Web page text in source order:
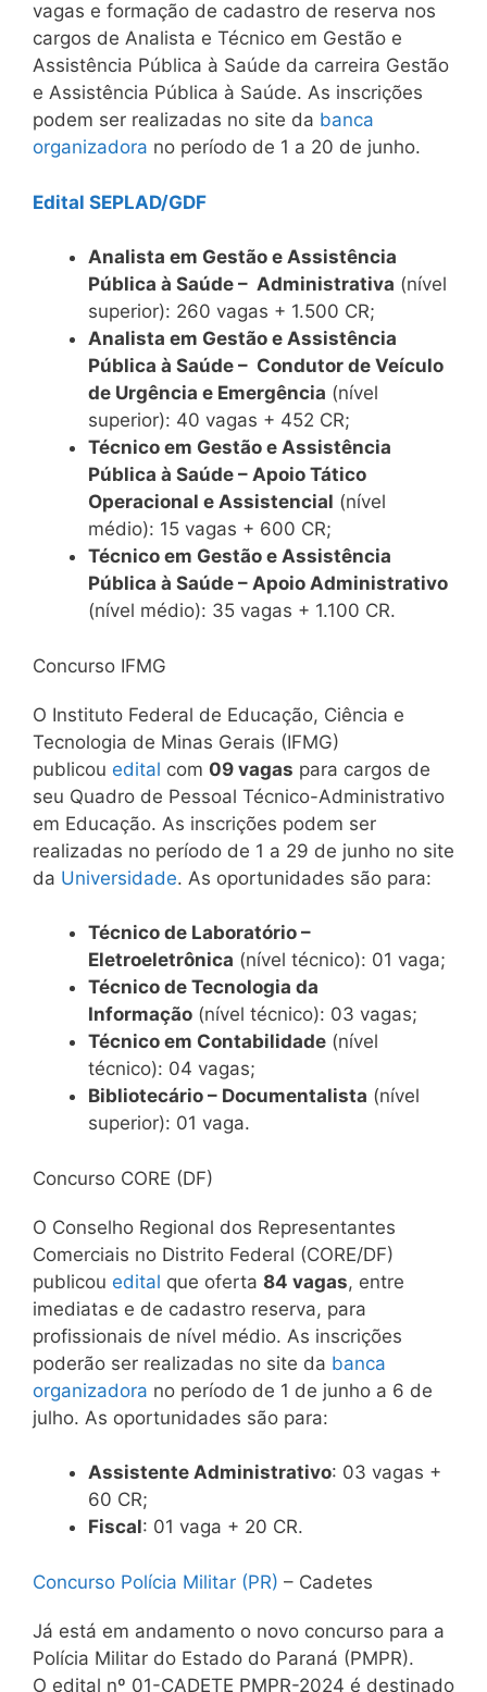
vagas e formação de cadastro de reserva nos
cargos de Analista e Técnico em Gestão e
Assistência Pública à Saúde da carreira Gestão
e Assistência Pública à Saúde. As inscrições
podem ser realizadas no site da banca
organizadora no período de 1 a 20 de junho.
Edital SEPLAD/GDF
Analista em Gestão e Assistência
Pública à Saúde – Administrativa (nível
superior): 260 vagas + 1.500 CR;
Analista em Gestão e Assistência
Pública à Saúde – Condutor de Veículo
de Urgência e Emergência (nível
superior): 40 vagas + 452 CR;
Técnico em Gestão e Assistência
Pública à Saúde – Apoio Tático
Operacional e Assistencial (nível
médio): 15 vagas + 600 CR;
Técnico em Gestão e Assistência
Pública à Saúde – Apoio Administrativo
(nível médio): 35 vagas + 1.100 CR.
Concurso IFMG
O Instituto Federal de Educação, Ciência e
Tecnologia de Minas Gerais (IFMG)
publicou edital com 09 vagas para cargos de
seu Quadro de Pessoal Técnico-Administrativo
em Educação. As inscrições podem ser
realizadas no período de 1 a 29 de junho no site
da Universidade. As oportunidades são para:
Técnico de Laboratório –
Eletroeletrônica (nível técnico): 01 vaga;
Técnico de Tecnologia da
Informação (nível técnico): 03 vagas;
Técnico em Contabilidade (nível
técnico): 04 vagas;
Bibliotecário – Documentalista (nível
superior): 01 vaga.
Concurso CORE (DF)
O Conselho Regional dos Representantes
Comerciais no Distrito Federal (CORE/DF)
publicou edital que oferta 84 vagas, entre
imediatas e de cadastro reserva, para
profissionais de nível médio. As inscrições
poderão ser realizadas no site da banca
organizadora no período de 1 de junho a 6 de
julho. As oportunidades são para:
Assistente Administrativo: 03 vagas +
60 CR;
Fiscal: 01 vaga + 20 CR.
Concurso Polícia Militar (PR) – Cadetes
Já está em andamento o novo concurso para a
Polícia Militar do Estado do Paraná (PMPR).
O edital nº 01-CADETE PMPR-2024 é destinado